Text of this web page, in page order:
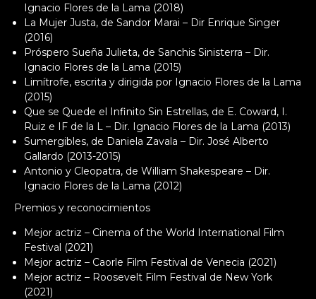
Ignacio Flores de la Lama (2018)
La Mujer Justa, de Sandor Marai – Dir Enrique Singer
(2016)
Próspero Sueña Julieta, de Sanchis Sinisterra – Dir.
Ignacio Flores de la Lama (2015)
Limítrofe, escrita y dirigida por Ignacio Flores de la Lama
(2015)
Que se Quede el Infinito Sin Estrellas, de E. Coward, I.
Ruiz e IF de la L – Dir. Ignacio Flores de la Lama (2013)
Sumergibles, de Daniela Zavala – Dir. José Alberto
Gallardo (2013-2015)
Antonio y Cleopatra, de William Shakespeare – Dir.
Ignacio Flores de la Lama (2012)
Premios y reconocimientos
Mejor actriz – Cinema of the World International Film
Festival (2021)
Mejor actriz – Caorle Film Festival de Venecia (2021)
Mejor actriz – Roosevelt Film Festival de New York
(2021)